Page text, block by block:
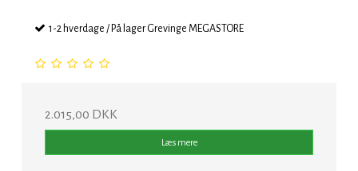
1-2 hverdage / På lager Grevinge MEGASTORE
2.015,00 DKK
Læs mere